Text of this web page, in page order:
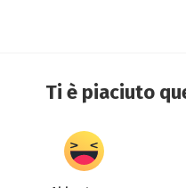
Ti è piaciuto